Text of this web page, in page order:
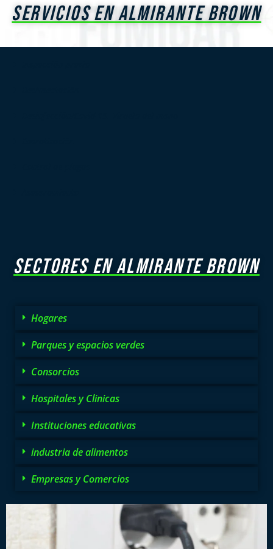
SERVICIOS EN ALMIRANTE BROWN
SECTORES EN ALMIRANTE BROWN
Hogares
Parques y espacios verdes
Consorcios
Hospitales y Clinicas
Instituciones educativas
industria de alimentos
Empresas y Comercios